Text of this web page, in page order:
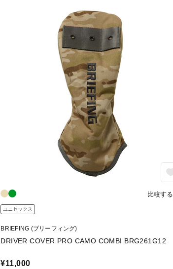
比較する
ユニセックス
BRIEFING (ブリーフィング)
DRIVER COVER PRO CAMO COMBI BRG261G12
¥11,000